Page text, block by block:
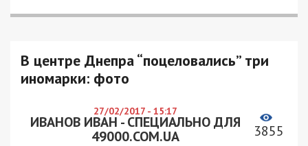
В центре Днепра “поцеловались” три
иномарки: фото
27/02/2017 - 15:17
ИВАНОВ ИВАН - СПЕЦИАЛЬНО ДЛЯ
49000.COM.UA
3855